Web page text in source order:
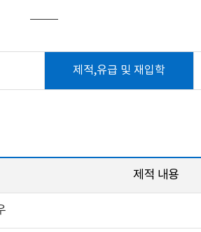
제적,유급 및 재입학
제적 내용